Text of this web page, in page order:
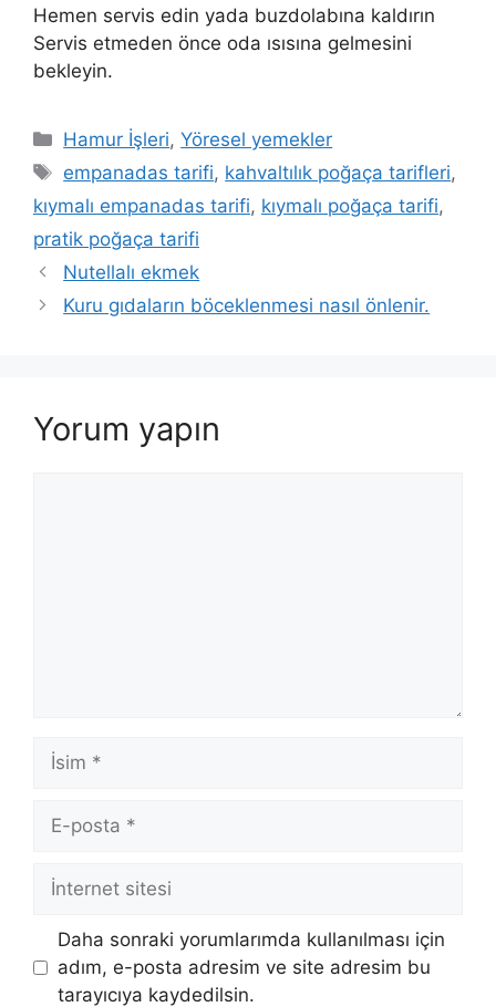
Hemen servis edin yada buzdolabına kaldırın
Servis etmeden önce oda ısısına gelmesini
bekleyin.
Kategoriler
Hamur İşleri,Yöresel yemekler
Etiketler
empanadas tarifi, kahvaltılık poğaça tarifleri,
kıymalı empanadas tarifi, kıymalı poğaça tarifi,
pratik poğaça tarifi
Nutellalı ekmek
Kuru gıdaların böceklenmesi nasıl önlenir.
Yorum yapın
İsim
posta
İnternet
sitesi
Daha sonraki yorumlarımda kullanılması için
adım, e-posta adresim ve site adresim bu
tarayıcıya kaydedilsin.